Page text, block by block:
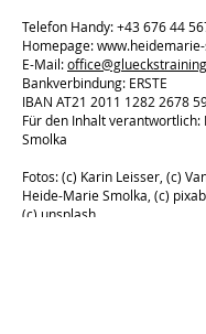
Telefon Handy:+43 676 44
Homepage:
E-Mail:
Bankverbindung: ERSTE
IBAN AT21 2011 1282 2678
Für den Inhalt verantwortlich:
Smolka
Fotos: (c) Karin Leisser, (c)
Heide-Marie Smolka, (c)
(c) unsplash